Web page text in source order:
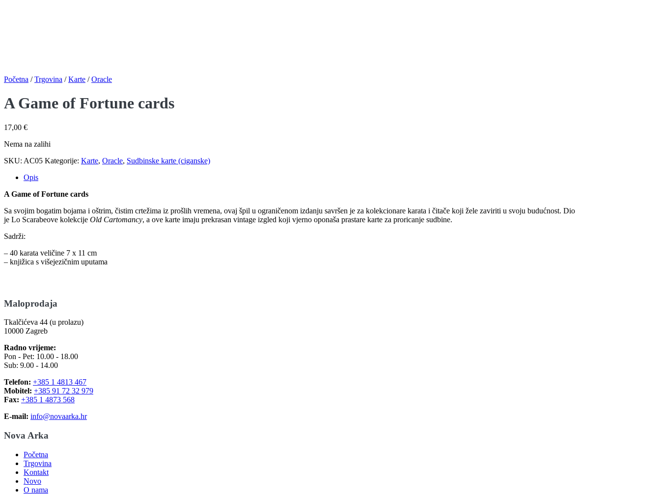
Početna / Trgovina / Karte / Oracle
A Game of Fortune cards
17,00 €
Nema na zalihi
SKU: AC05 Kategorije: Karte, Oracle, Sudbinske karte (ciganske)
Opis
A Game of Fortune cards
Sa svojim bogatim bojama i oštrim, čistim crtežima iz prošlih vremena, ovaj špil u ograničenom izdanju savršen je za kolekcionare karata i čitače koji žele zaviriti u svoju budućnost. Dio
je Lo Scarabeove kolekcije Old Cartomancy, a ove karte imaju prekrasan vintage izgled koji vjerno oponaša prastare karte za proricanje sudbine.
Sadrži:
– 40 karata veličine 7 x 11 cm
– knjižica s višejezičnim uputama
Maloprodaja
Tkalčićeva 44 (u prolazu)
10000 Zagreb
Radno vrijeme:
Pon - Pet: 10.00 - 18.00
Sub: 9.00 - 14.00
Telefon: +385 1 4813 467
Mobitel: +385 91 72 32 979
Fax: +385 1 4873 568
E-mail: info@novaarka.hr
Nova Arka
Početna
Trgovina
Kontakt
Novo
O nama